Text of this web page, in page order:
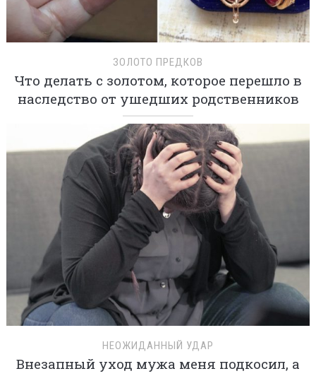
ЗОЛОТО ПРЕДКОВ
Что делать с золотом, которое перешло в
наследство от ушедших родственников
НЕОЖИДАННЫЙ УДАР
Внезапный уход мужа меня подкосил, а